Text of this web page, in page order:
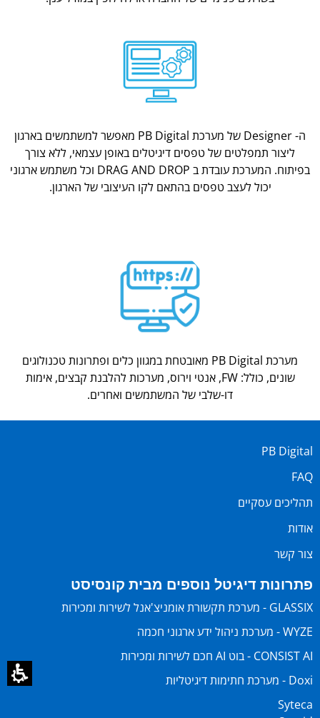
ה- Designer של מערכת PB Digital מאפשר למשתמשים בארגון
ליצור תמפלטים של טפסים דיגיטלים באופן עצמאי, ללא צורך
בפיתוח. המערכת עובדת ב DRAG AND DROP וכל משתמש ארגוני
יכול לעצב טפסים בהתאם לקו העיצובי של הארגון.
מערכת PB Digital מאובטחת במגוון כלים ופתרונות טכנולוגים
שונים, כולל: FW, אנטי וירוס, מערכות להלבנת קבצים, אימות
דו-שלבי של המשתמשים ואחרים.
PB Digital
FAQ
תהליכים עסקיים
אודות
צור קשר
פתרונות דיגיטל נוספים מבית קונסיסט
GLASSIX - מערכת תקשורת אומניצ'אנל לשירות ומכירות
WYZE - מערכת ניהול ידע ארגוני חכמה
CONSIST AI - בוט AI חכם לשירות ומכירות
Doxi - מערכת חתימות דיגיטליות
Syteca